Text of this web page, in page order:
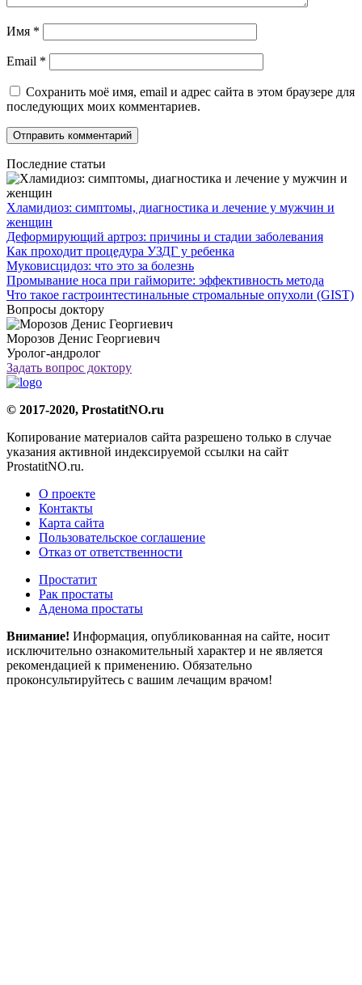
Имя *
Email *
Сохранить моё имя, email и адрес сайта в этом браузере для
последующих моих комментариев.
Последние статьи
Хламидиоз: симптомы, диагностика и лечение у мужчин и
женщин
Деформирующий артроз: причины и стадии заболевания
Как проходит процедура УЗДГ у ребенка
Муковисцидоз: что это за болезнь
Промывание носа при гайморите: эффективность метода
Что такое гастроинтестинальные стромальные опухоли (GIST)
Вопросы доктору
Морозов Денис Георгиевич
Уролог-андролог
Задать вопрос доктору
© 2017-2020, ProstatitNO.ru
Копирование материалов сайта разрешено только в случае
указания активной индексируемой ссылки на сайт
ProstatitNO.ru.
О проекте
Контакты
Карта сайта
Пользовательское соглашение
Отказ от ответственности
Простатит
Рак простаты
Аденома простаты
Внимание! Информация, опубликованная на сайте, носит
исключительно ознакомительный характер и не является
рекомендацией к применению. Обязательно
проконсультируйтесь с вашим лечащим врачом!